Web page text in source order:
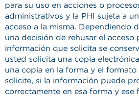
para su uso en acciones o
administrativos y la PHI sujeta a
acceso a la misma. Dependiendo
una decisión de rehusar el acceso
información que solicita se
usted solicita una copia
una copia en la forma y el
solicite, si la información puede
correctamente en esa forma y ese